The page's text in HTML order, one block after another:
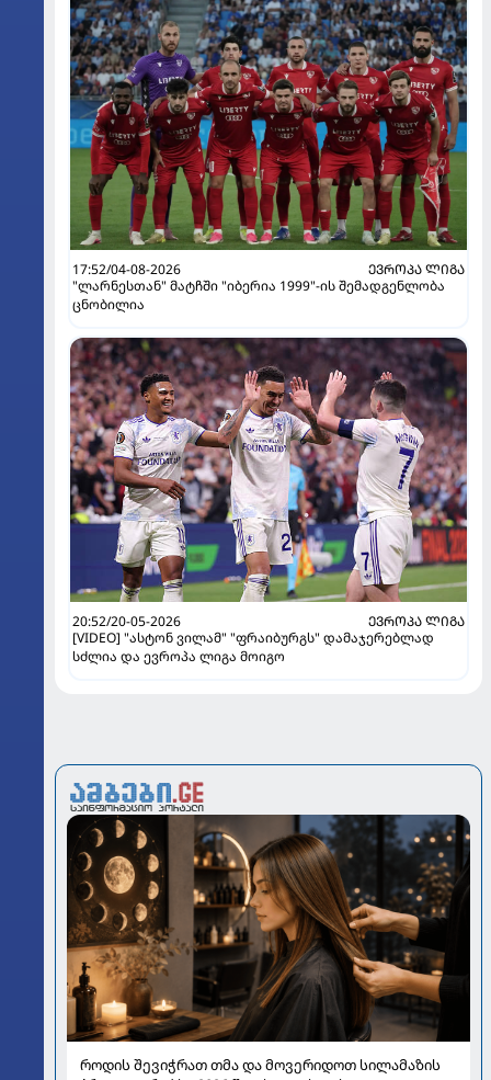
17:52/04-08-2026
ᲔᲕᲠᲝᲞᲐ ᲚᲘᲒᲐ
"ლარნესთან" მატჩში "იბერია 1999"-ის შემადგენლობა
ცნობილია
20:52/20-05-2026
ᲔᲕᲠᲝᲞᲐ ᲚᲘᲒᲐ
[VIDEO] "ასტონ ვილამ" "ფრაიბურგს" დამაჯერებლად
სძლია და ევროპა ლიგა მოიგო
როდის შევიჭრათ თმა და მოვერიდოთ სილამაზის